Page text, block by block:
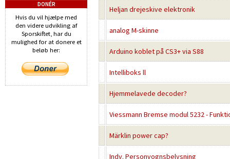
Heljan drejeskive elektronik
analog M-skinne
Arduino koblet på CS3+ via S88
Intelliboks ll
Hjemmelavede decoder?
Viessmann Bremse modul 5232 -
Märklin power cap?
Indv. Personvognsbelysning
DONÉR
Hvis du vil hjælpe med
den videre udvikling af
Sporskiftet, har du
mulighed for at donere et
beløb her: